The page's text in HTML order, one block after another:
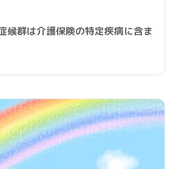
候群は介護保険の特定疾病に含ま